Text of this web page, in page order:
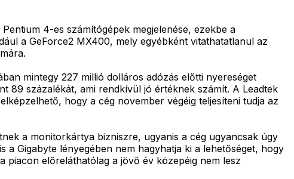
4-es számítógépek megjelenése, ezekbe a
a GeForce2 MX400, mely egyébként vitathatatlanul az
mintegy 227 millió dolláros adózás előtti nyereséget
89 százalékát, ami rendkívül jó értéknek számít. A Leadtek
hogy a cég november végéig teljesíteni tudja az
a monitorkártya bizniszre, ugyanis a cég ugyancsak úgy
Gigabyte lényegében nem hagyhatja ki a lehetőséget, hogy
piacon előreláthatólag a jövő év közepéig nem lesz